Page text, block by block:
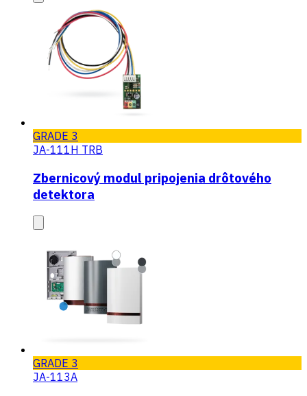
GRADE 3
JA-111H TRB
Zbernicový modul pripojenia drôtového
detektora
GRADE 3
JA-113A